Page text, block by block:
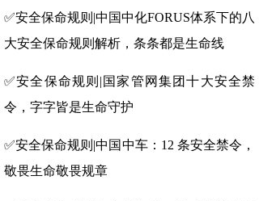
✅安全保命规则|中国中化FORUS体系下的八
大安全保命规则解析，条条都是生命线
✅安全保命规则|国家管网集团十大安全禁
令，字字皆是生命守护
✅安全保命规则|中国中车：12 条安全禁令，
敬畏生命敬畏规章